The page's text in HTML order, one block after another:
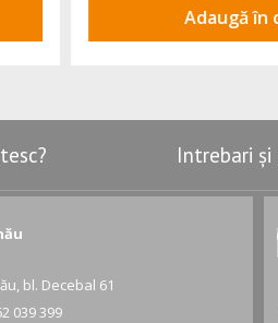
Intrebari și
bl. Decebal 61
039 399